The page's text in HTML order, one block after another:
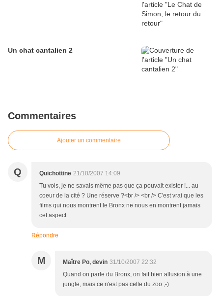
Un chat cantalien 2
Commentaires
Ajouter un commentaire
Q Quichottine 21/10/2007 14:09
Tu vois, je ne savais même pas que ça pouvait exister !... au
coeur de la cité ? Une réserve ?<br /> <br /> C'est vrai que les
films qui nous montrent le Bronx ne nous en montrent jamais
cet aspect.
Répondre
M Maître Po, devin 31/10/2007 22:32
Quand on parle du Bronx, on fait bien allusion à une
jungle, mais ce n'est pas celle du zoo ;-)